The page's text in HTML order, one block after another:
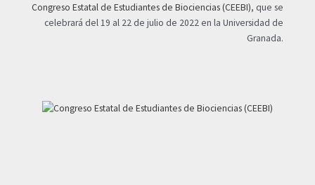
Congreso Estatal de Estudiantes de Biociencias (CEEBI), que se
celebrará del 19 al 22 de julio de 2022 en la Universidad de
Granada.